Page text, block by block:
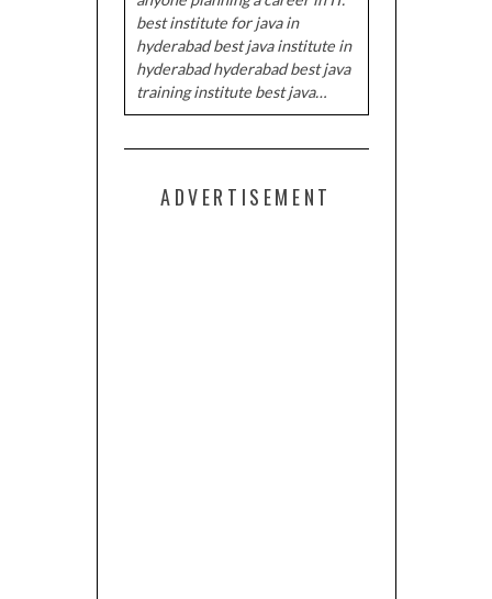
best institute for java in
hyderabad best java institute in
hyderabad hyderabad best java
training institute best java…
ADVERTISEMENT